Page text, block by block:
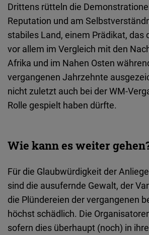
Drittens rütteln die
Reputation und am
stabiles Land, einem Prädikat, das
vor allem im Vergleich mit den
Afrika und im Nahen Osten
vergangenen Jahrzehnte
nicht zuletzt auch bei der WM-
Rolle gespielt haben dürfte.
Wie kann es weiter
Für die Glaubwürdigkeit der
sind die ausufernde Gewalt, der
die Plündereien der vergangenen
höchst schädlich. Die
sofern dies überhaupt (noch) in